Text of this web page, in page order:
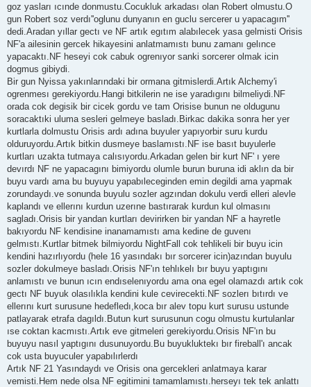
goz yasları ıcınde donmustu.Cocukluk arkadası olan Robert olmustu.O
gun Robert soz verdı''oglunu dunyanın en guclu sercerer u yapacagım''
dedi.Aradan yıllar gectı ve NF artık egıtım alabılecek yasa gelmisti Orisis
NF'a ailesinin gercek hikayesini anlatmamıstı bunu zamanı gelınce
yapacaktı.NF heseyi cok cabuk ogrenıyor sanki sorcerer olmak icin
dogmus gibiydi.
Bir gun Nyissa yakınlarındaki bir ormana gitmislerdi.Artık Alchemy'i
ogrenmesı gerekiyordu.Hangi bitkilerin ne ise yaradıgını bilmeliydi.NF
orada cok degisik bir cicek gordu ve tam Orisise bunun ne oldugunu
soracaktıki uluma sesleri gelmeye basladı.Birkac dakika sonra her yer
kurtlarla dolmustu Orisis ardı adına buyuler yapıyorbir suru kurdu
olduruyordu.Artık bitkin dusmeye baslamıstı.NF ise basıt buyulerle
kurtları uzakta tutmaya calısıyordu.Arkadan gelen bir kurt NF' ı yere
devırdı NF ne yapacagını bimiyordu olumle burun buruna idi aklın da bir
buyu vardı ama bu buyuyu yapabıleceginden emin degildi ama yapmak
zorundaydı.ve sonunda buyulu sozler agzından dokulu verdi elleri alevle
kaplandı ve ellerını kurdun uzerıne bastırarak kurdun kul olmasını
sagladı.Orisis bir yandan kurtları devirirken bir yandan NF a hayretle
bakıyordu NF kendisine inanamamıstı ama kedine de guvenı
gelmıstı.Kurtlar bitmek bilmiyordu NightFall cok tehlikeli bir buyu icin
kendini hazırlıyordu (hele 16 yasındakı bır sorcerer icin)azından buyulu
sozler dokulmeye basladı.Orisis NF'ın tehlıkelı bır buyu yaptıgını
anlamıstı ve bunun ıcın endıselenıyordu ama ona egel olamazdı artık cok
gectı NF buyuk olasılıkla kendini kule cevirecekti.NF sozlerı bıtırdı ve
ellerını kurt surusune hedefledı,koca bır alev topu kurt surusu ustunde
patlayarak etrafa dagıldı.Butun kurt surusunun cogu olmustu kurtulanlar
ıse coktan kacmıstı.Artık eve gitmeleri gerekiyordu.Orisis NF'ın bu
buyuyu nasıl yaptıgını dusunuyordu.Bu buyukluktekı bır fireball'ı ancak
cok usta buyuculer yapabılırlerdı
Artık NF 21 Yasındaydı ve Orisis ona gercekleri anlatmaya karar
vemisti.Hem nede olsa NF egitimini tamamlamıstı.herseyı tek tek anlattı